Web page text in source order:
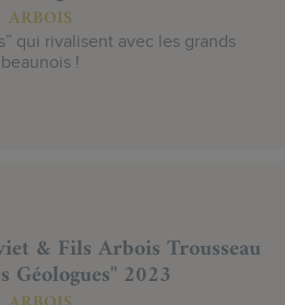
ARBOIS
qui rivalisent avec les grands
beaunois !
& Fils Arbois Trousseau
Géologues" 2023